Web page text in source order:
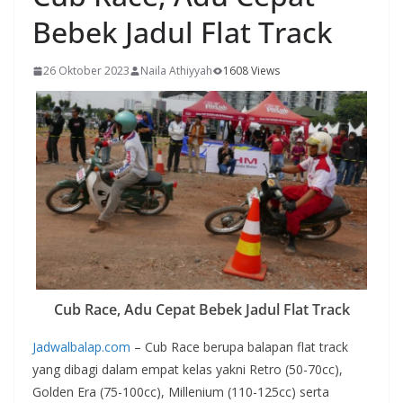
Bebek Jadul Flat Track
26 Oktober 2023 Naila Athiyyah 1608 Views
Cub Race, Adu Cepat Bebek Jadul Flat Track
Jadwalbalap.com – Cub Race berupa balapan flat track
yang dibagi dalam empat kelas yakni Retro (50-70cc),
Golden Era (75-100cc), Millenium (110-125cc) serta